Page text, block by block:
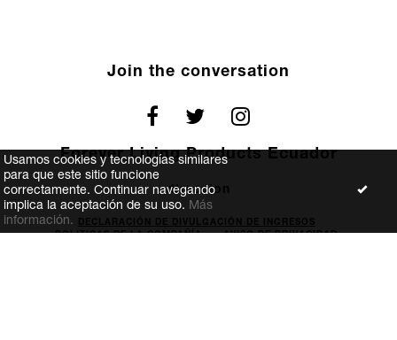
Join the conversation
Forever Living Products Ecuador
direccion
DECLARACIÓN DE DIVULGACIÓN DE INGRESOS
POLITICAS DE LA COMPAÑÍA
AVISO DE PRIVACIDAD
Usamos cookies y tecnologías similares
para que este sitio funcione
correctamente. Continuar navegando
implica la aceptación de su uso. Más
información.